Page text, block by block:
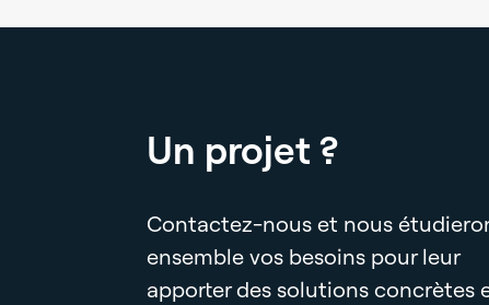
Un projet ?
Contactez-nous et nous
ensemble vos besoins pour leur
apporter des solutions concrètes